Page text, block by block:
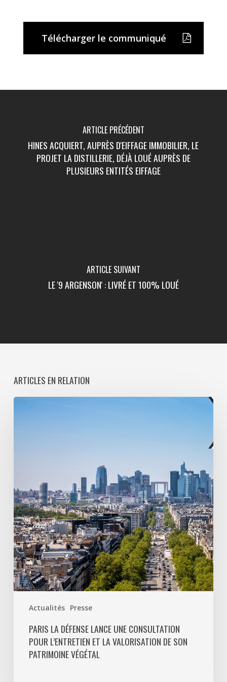
Télécharger le communiqué
ARTICLE PRÉCÉDENT
HINES ACQUIERT, AUPRÈS D'EIFFAGE IMMOBILIER, LE
PROJET LA DISTILLERIE, DÉJÀ LOUÉ AUPRÈS DE
PLUSIEURS ENTITÉS EIFFAGE
ARTICLE SUIVANT
LE '9 ARGENSON' : LIVRÉ ET 100% LOUÉ
ARTICLES EN RELATION
Actualités Presse
Paris
La
Défense
consultation
pour
l’entretien
et
la
valorisation
de
son
patrimoine
végétal
PARIS LA DÉFENSE LANCE UNE CONSULTATION
POUR L’ENTRETIEN ET LA VALORISATION DE SON
PATRIMOINE VÉGÉTAL